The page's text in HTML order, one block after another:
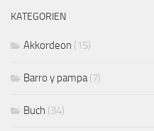
KATEGORIEN
Akkordeon (15)
Barro y pampa(7)
Buch (34)